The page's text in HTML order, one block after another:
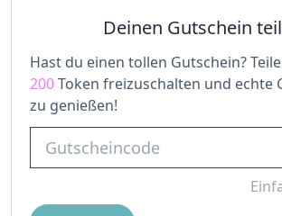
Deinen Gutschein
Hast du einen tollen Gutschein?
200Token freizuschalten und echte
zu genießen!